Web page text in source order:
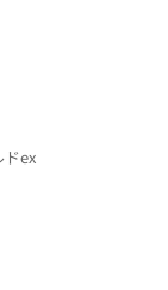
ドex